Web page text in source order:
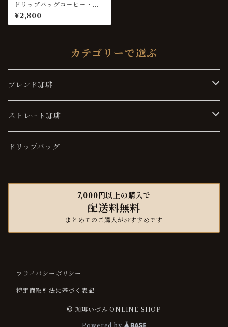
ドリップバッグコーヒー・ブ
レンドアソート10袋【箱入】
¥2,800
カテゴリーで選ぶ
ブレンド珈琲
ソフト
マイルド
ストレート珈琲
ソフト
ドリップバッグ
7,000円以上の購入で
配送料無料
まとめてのご購入がおすすめです
プライバシーポリシー
特定商取引法に基づく表記
© 珈琲いづみ ONLINE SHOP